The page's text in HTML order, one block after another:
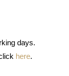
days.
here.